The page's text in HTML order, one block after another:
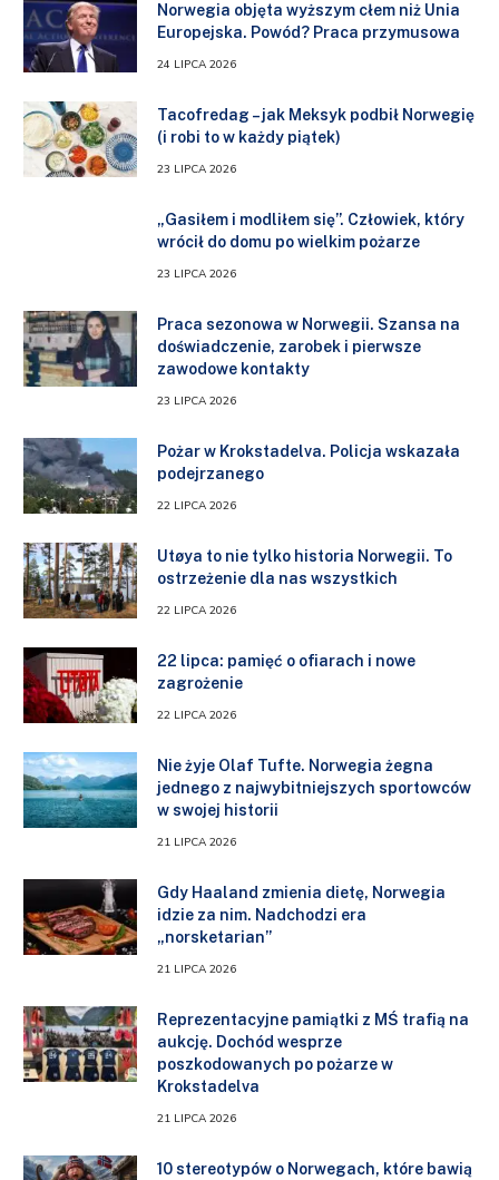
Norwegia objęta wyższym cłem niż Unia
Europejska. Powód? Praca przymusowa
24 LIPCA 2026
Tacofredag – jak Meksyk podbił Norwegię
(i robi to w każdy piątek)
23 LIPCA 2026
„Gasiłem i modliłem się”. Człowiek, który
wrócił do domu po wielkim pożarze
23 LIPCA 2026
Praca sezonowa w Norwegii. Szansa na
doświadczenie, zarobek i pierwsze
zawodowe kontakty
23 LIPCA 2026
Pożar w Krokstadelva. Policja wskazała
podejrzanego
22 LIPCA 2026
Utøya to nie tylko historia Norwegii. To
ostrzeżenie dla nas wszystkich
22 LIPCA 2026
22 lipca: pamięć o ofiarach i nowe
zagrożenie
22 LIPCA 2026
Nie żyje Olaf Tufte. Norwegia żegna
jednego z najwybitniejszych sportowców
w swojej historii
21 LIPCA 2026
Gdy Haaland zmienia dietę, Norwegia
idzie za nim. Nadchodzi era
„norsketarian”
21 LIPCA 2026
Reprezentacyjne pamiątki z MŚ trafią na
aukcję. Dochód wesprze
poszkodowanych po pożarze w
Krokstadelva
21 LIPCA 2026
10 stereotypów o Norwegach, które bawią